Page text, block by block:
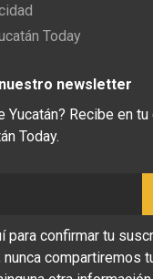
Today
newsletter
Yucatán? Recibe en
Today.
para confirmar tu
nunca compartiremos